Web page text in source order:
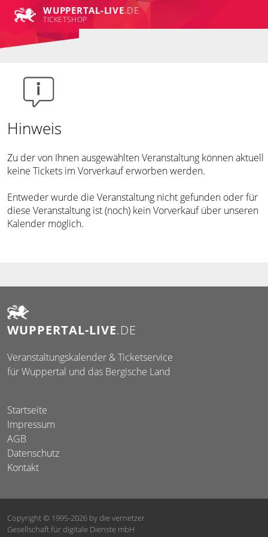
WUPPERTAL-LIVE.DE
TICKETSHOP
Hinweis
Zu der von Ihnen ausgewählten Veranstaltung können aktuell
keine Tickets im Vorverkauf erworben werden.
Entweder wurde die Veranstaltung nicht gefunden oder für
diese Veranstaltung ist (noch) kein Vorverkauf über unseren
Kalender möglich.
WUPPERTAL-LIVE.DE
Veranstaltungskalender & Ticketservice
für Wuppertal und das Bergische Land
Startseite
Impressum
AGB
Datenschutz
Kontakt
Copyright © 1995-2026 by die vernetzer
Gesellschaft für digitale Dienste mbH